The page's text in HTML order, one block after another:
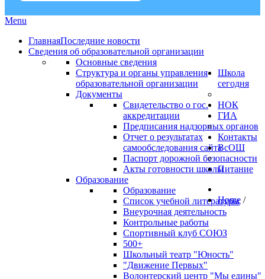
Menu
ГлавнаяПоследние новости
Сведения об образовательной организации
Основные сведения
Структура и органы управления
образовательной организации
Документы
Свидетельство о гос.
аккредитации
Предписания надзорных органов
Отчет о результатах
самообследования сайта
Паспорт дорожной безопасности
Акты готовности школы
Образование
Образование
Список учебной литературы
Внеурочная деятельность
Контрольные работы
Спортивный клуб СОЮЗ
500+
Школьный театр "Юность"
"Движение Первых"
Волонтерский центр "Мы едины"
Школа
сегодня
НОК
ГИА
Контакты
ВсОШ
Питание
Home /